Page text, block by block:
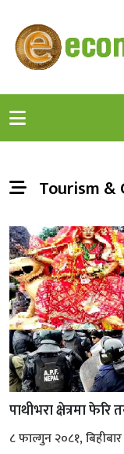
Tourism &
पाथीभरा क्षेत्रमा फेरि
८ फाल्गुन २०८१,